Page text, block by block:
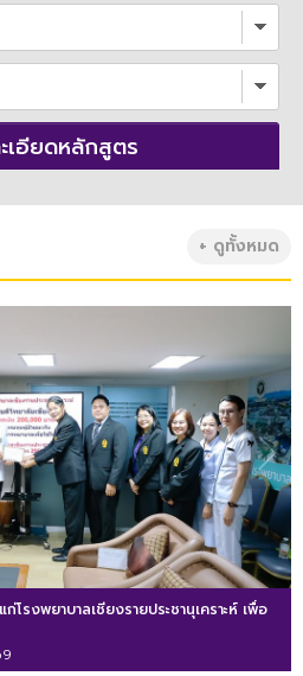
เอียดหลักสูตร
+ ดูทั้งหมด
โรงพยาบาลเชียงรายประชานุเคราะห์ เพื่อ